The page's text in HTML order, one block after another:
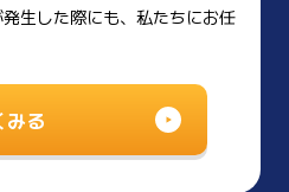
生した際にも、私たちにお任
みる